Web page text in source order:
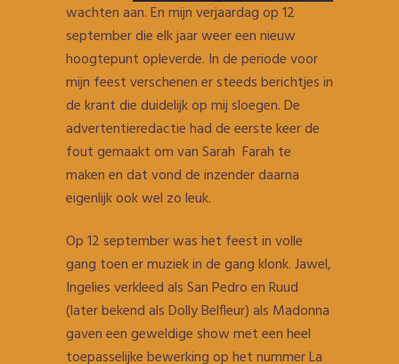
wachten aan. En mijn verjaardag op 12
september die elk jaar weer een nieuw
hoogtepunt opleverde. In de periode voor
mijn feest verschenen er steeds berichtjes in
de krant die duidelijk op mij sloegen. De
advertentieredactie had de eerste keer de
fout gemaakt om van Sarah Farah te
maken en dat vond de inzender daarna
eigenlijk ook wel zo leuk.
Op 12 september was het feest in volle
gang toen er muziek in de gang klonk. Jawel,
Ingelies verkleed als San Pedro en Ruud
(later bekend als Dolly Belfleur) als Madonna
gaven een geweldige show met een heel
toepasselijke bewerking op het nummer La